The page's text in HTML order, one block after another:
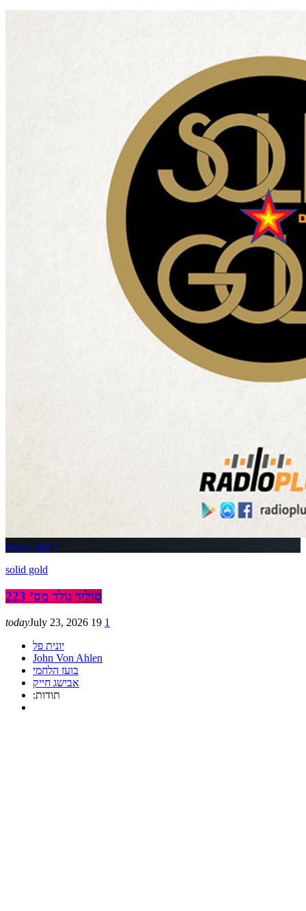
insert_link 1
solid gold
סוליד גולד מס’ 223
todayJuly 23, 2026 19 1
יונית פל
John Von Ahlen
בועז הלחמי
אבישג חייק
:תודות